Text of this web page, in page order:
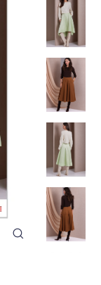
Schließen